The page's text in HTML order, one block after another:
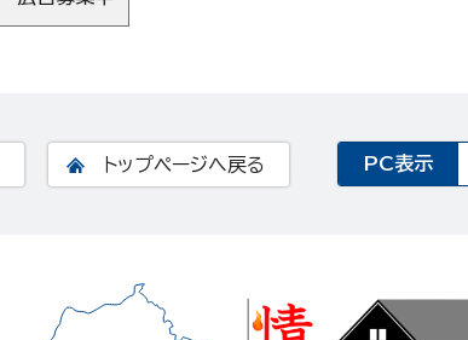
トップページへ戻る PC表示